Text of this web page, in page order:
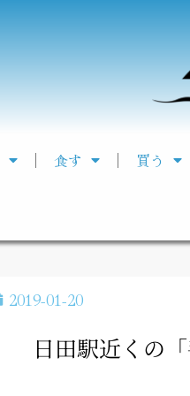
食す 買う
2019-01-20
日田駅近くの